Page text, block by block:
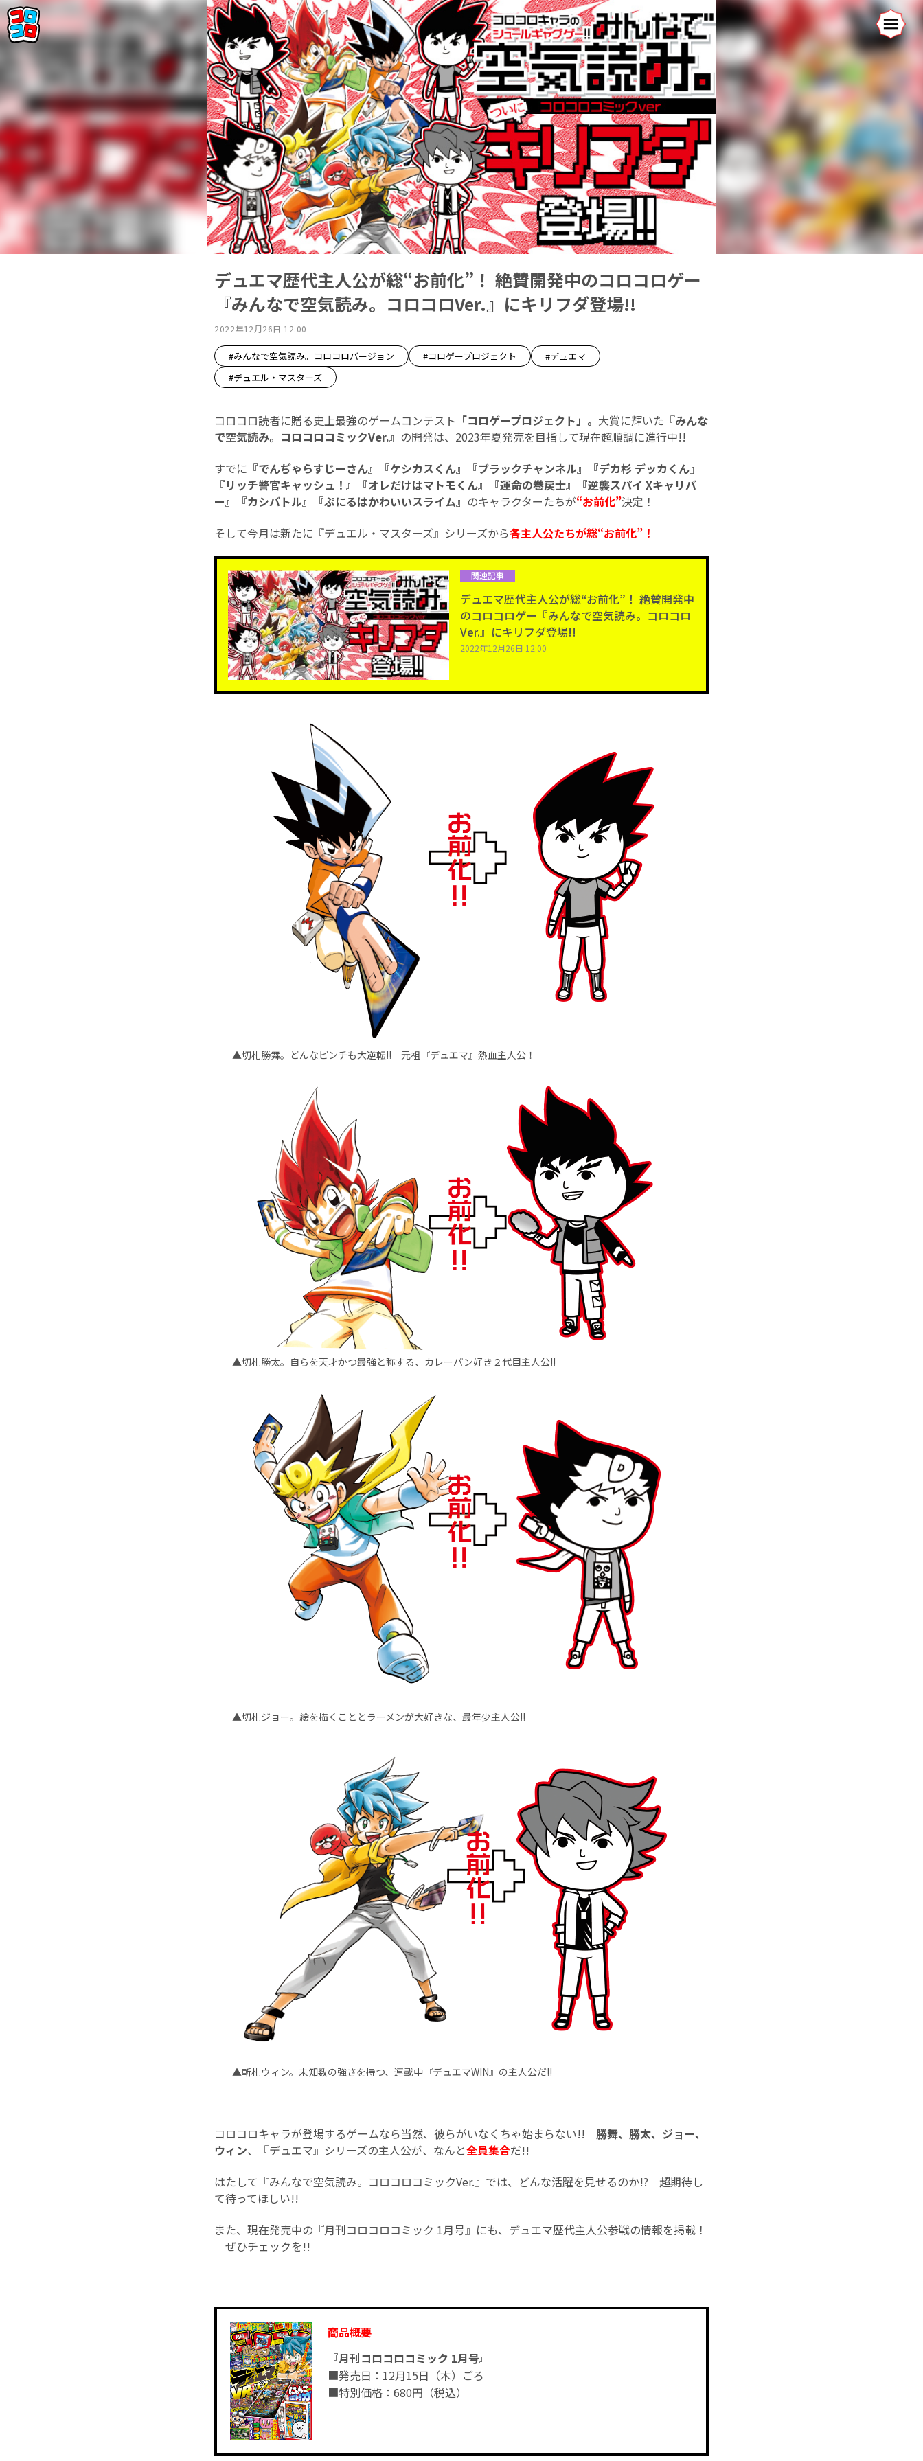
デュエマ歴代主人公が総“お前化”！ 絶賛開発中のコロコロゲー
『みんなで空気読み。コロコロVer.』にキリフダ登場!!
2022年12月26日 12:00
#みんなで空気読み。コロコロバージョン #コロゲープロジェクト
#デュエマ
#デュエル・マスターズ
コロコロ読者に贈る史上最強のゲームコンテスト 「コロゲープロジェクト」。 大賞に輝いた『みんな
で空気読み。コロコロコミックVer.』 の開発は、2023年夏発売を目指して現在超順調に進行中!!
すでに 『でんぢゃらすじーさん』『ケシカスくん』『ブラックチャンネル』『デカ杉 デッカくん』
『リッチ警官キャッシュ！』『オレだけはマトモくん』『運命の巻戻士』『逆襲スパイ Xキャリバ
ー』『カシバトル』『ぷにるはかわいいスライム』 のキャラクターたちが“お前化”決定！
そして今月は新たに『デュエル・マスターズ』シリーズから各主人公たちが総“お前化”！
関連記事
デュエマ歴代主人公が総“お前化”！ 絶賛開発中
のコロコロゲー『みんなで空気読み。コロコロ
Ver.』にキリフダ登場!!
2022年12月26日 12:00
▲切札勝舞。どんなピンチも大逆転!! 元祖『デュエマ』熱血主人公！
▲切札勝太。自らを天才かつ最強と称する、カレーパン好き２代目主人公!!
▲切札ジョー。絵を描くこととラーメンが大好きな、最年少主人公!!
▲斬札ウィン。未知数の強さを持つ、連載中『デュエマWIN』の主人公だ!!
コロコロキャラが登場するゲームなら当然、彼らがいなくちゃ始まらない!! 勝舞、勝太、ジョー、
ウィン、『デュエマ』シリーズの主人公が、なんと全員集合だ!!
はたして『みんなで空気読み。コロコロコミックVer.』では、どんな活躍を見せるのか!? 超期待し
て待ってほしい!!
また、現在発売中の『月刊コロコロコミック 1月号』にも、デュエマ歴代主人公参戦の情報を掲載！
ぜひチェックを!!
商品概要
『月刊コロコロコミック 1月号』
■発売日：12月15日（木）ごろ
■特別価格：680円（税込）